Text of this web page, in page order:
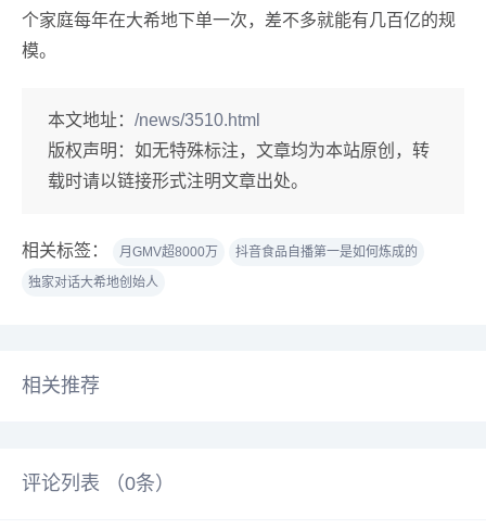
个家庭每年在大希地下单一次，差不多就能有几百亿的规
模。
本文地址： /news/3510.html
版权声明： 如无特殊标注，文章均为本站原创，转
载时请以链接形式注明文章出处。
相关标签： 月GMV超8000万
抖音食品自播第一是如何炼成的
独家对话大希地创始人
相关推荐
评论列表 （0条）